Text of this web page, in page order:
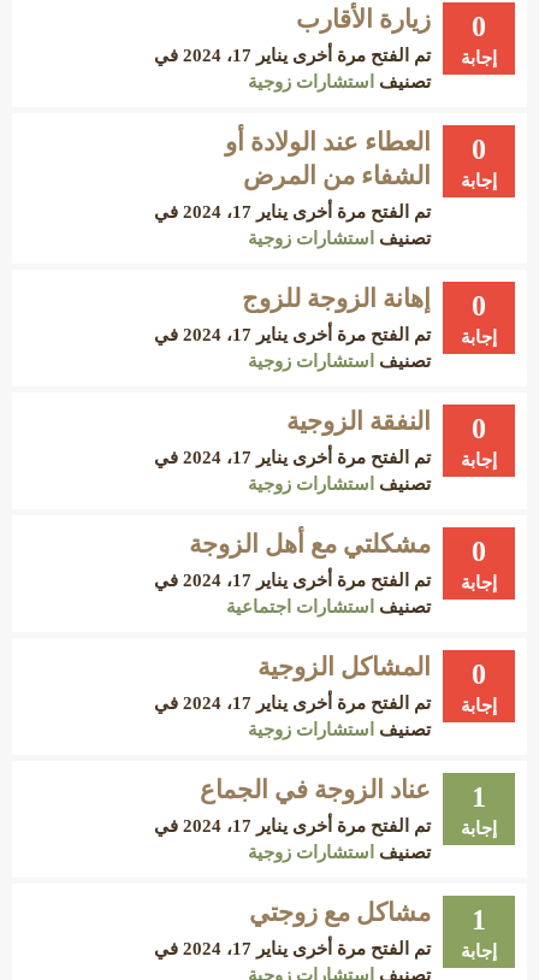
0
إجابة
زيارة الأقارب
تم الفتح مرة أخرى يناير 17، 2024
في
تصنيف
استشارات زوجية
0
إجابة
العطاء عند الولادة أو
الشفاء من المرض
تم الفتح مرة أخرى يناير 17، 2024
في
تصنيف
استشارات زوجية
0
إجابة
إهانة الزوجة للزوج
تم الفتح مرة أخرى يناير 17، 2024
في
تصنيف
استشارات زوجية
0
إجابة
النفقة الزوجية
تم الفتح مرة أخرى يناير 17، 2024
في
تصنيف
استشارات زوجية
0
إجابة
مشكلتي مع أهل الزوجة
تم الفتح مرة أخرى يناير 17، 2024
في
تصنيف
استشارات اجتماعية
0
إجابة
المشاكل الزوجية
تم الفتح مرة أخرى يناير 17، 2024
في
تصنيف
استشارات زوجية
1
إجابة
عناد الزوجة في الجماع
تم الفتح مرة أخرى يناير 17، 2024
في
تصنيف
استشارات زوجية
1
إجابة
مشاكل مع زوجتي
تم الفتح مرة أخرى يناير 17، 2024
في
تصنيف
استشارات زوجية